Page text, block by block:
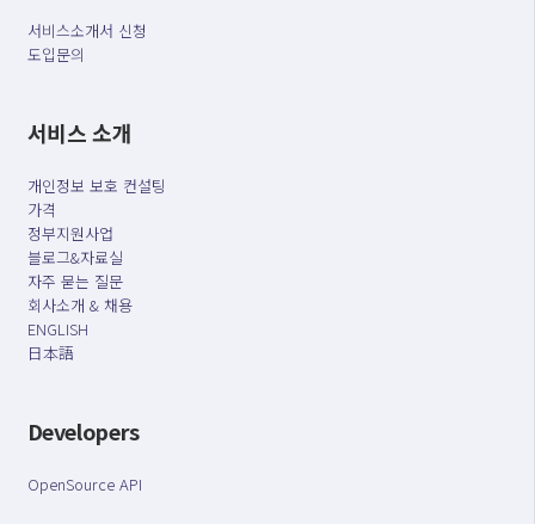
서비스소개서 신청
도입문의
서비스 소개
개인정보 보호 컨설팅
가격
정부지원사업
블로그&자료실
자주 묻는 질문
회사소개 & 채용
ENGLISH
日本語
Developers
OpenSource API